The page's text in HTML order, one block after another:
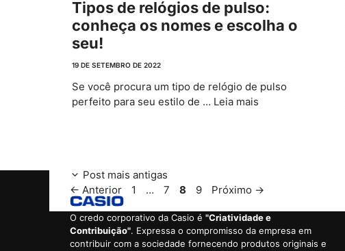
Tipos de relógios de pulso:
conheça os nomes e escolha o
seu!
19 DE SETEMBRO DE 2022
Se você procura um tipo de relógio de pulso
perfeito para seu estilo de … Leia mais
Post mais antigas
← Anterior
Page
1 … Page
7 Page
8 Page
9 Próximo →
O credo corporativo da Casio é "Criatividade e
Contribuição". Expressa o compromisso da empresa em
contribuir com a sociedade fornecendo produtos originais e